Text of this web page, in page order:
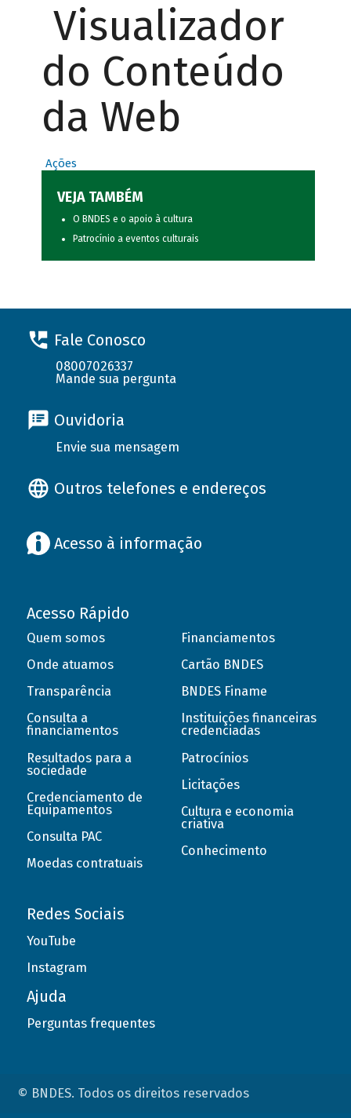
Visualizador
do Conteúdo
da Web
Ações
VEJA TAMBÉM
O BNDES e o apoio à cultura
Patrocínio a eventos culturais
Fale Conosco
08007026337
Mande sua pergunta
Ouvidoria
Envie sua mensagem
Outros telefones e endereços
Acesso à informação
Acesso Rápido
Quem somos
Onde atuamos
Transparência
Consulta a
financiamentos
Resultados para a
sociedade
Credenciamento de
Equipamentos
Consulta PAC
Moedas contratuais
Financiamentos
Cartão BNDES
BNDES Finame
Instituições financeiras
credenciadas
Patrocínios
Licitações
Cultura e economia
criativa
Conhecimento
Redes Sociais
YouTube
Instagram
Ajuda
Perguntas frequentes
© BNDES. Todos os direitos reservados